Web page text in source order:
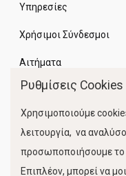
Υπηρεσίες
Χρήσιμοι Σύνδεσμοι
Αιτήματα
Ρυθμίσεις Cookies
Χρησιμοποιούμε
λειτουργία, να
προσωποποιήσουμε το
Επιπλέον, μπορεί να